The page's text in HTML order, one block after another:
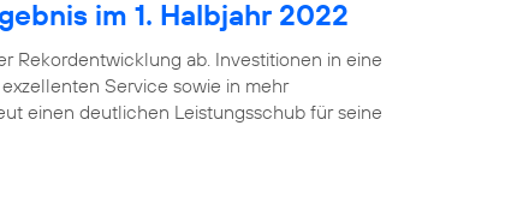
im 1. Halbjahr 2022
Rekordentwicklung ab. Investitionen in eine
Service sowie in mehr
einen deutlichen Leistungsschub für seine